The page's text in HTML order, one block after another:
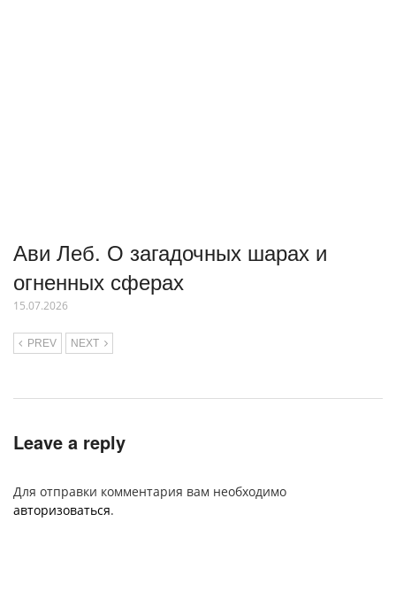
Ави Леб. О загадочных шарах и
огненных сферах
15.07.2026
PREV NEXT
Leave a reply
Для отправки комментария вам необходимо
авторизоваться.